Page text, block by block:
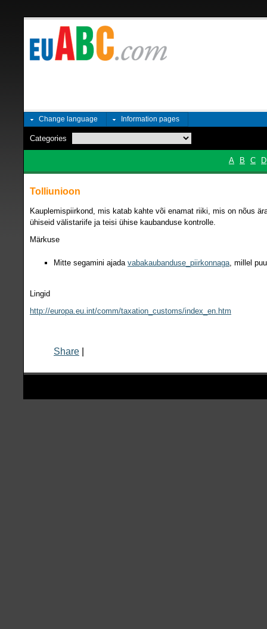
Change language Information pages
Categories
A B C D
Tolliunioon
Kauplemispiirkond, mis katab kahte või enamat riiki, mis on nõus
ühiseid välistariife ja teisi ühise kaubanduse kontrolle.
Märkuse
Mitte segamini ajada vabakaubanduse_piirkonnaga, millel
Lingid
http://europa.eu.int/comm/taxation_customs/index_en.htm
Share